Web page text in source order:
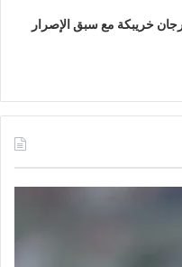
خريبكة مع سبق الإصرار